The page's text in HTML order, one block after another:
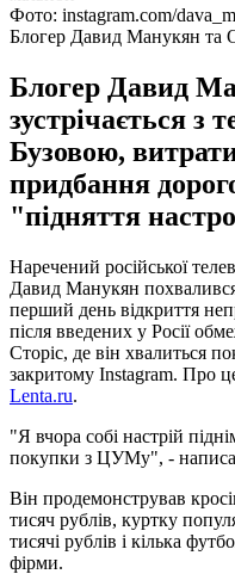
Фото: instagram.com/
Блогер Давид Манукян та
Блогер Давид
зустрічається з
Бузовою,
придбання
"підняття
Наречений російської
Давид Манукян
перший день відкриття
після введених у Росії
Сторіс, де він хвалиться
закритому Instagram. Про
Lenta.ru.
"Я вчора собі настрій
покупки з ЦУМу", -
Він продемонстрував
тисяч рублів, куртку
тисячі рублів і кілька
фірми.